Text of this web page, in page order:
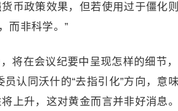
币政策效果，但若使用过于僵化则
而非科学。”
将在会议纪要中呈现怎样的细节，
认同沃什的“去指引化”方向，意味
上升，这对黄金而言并非好消息。